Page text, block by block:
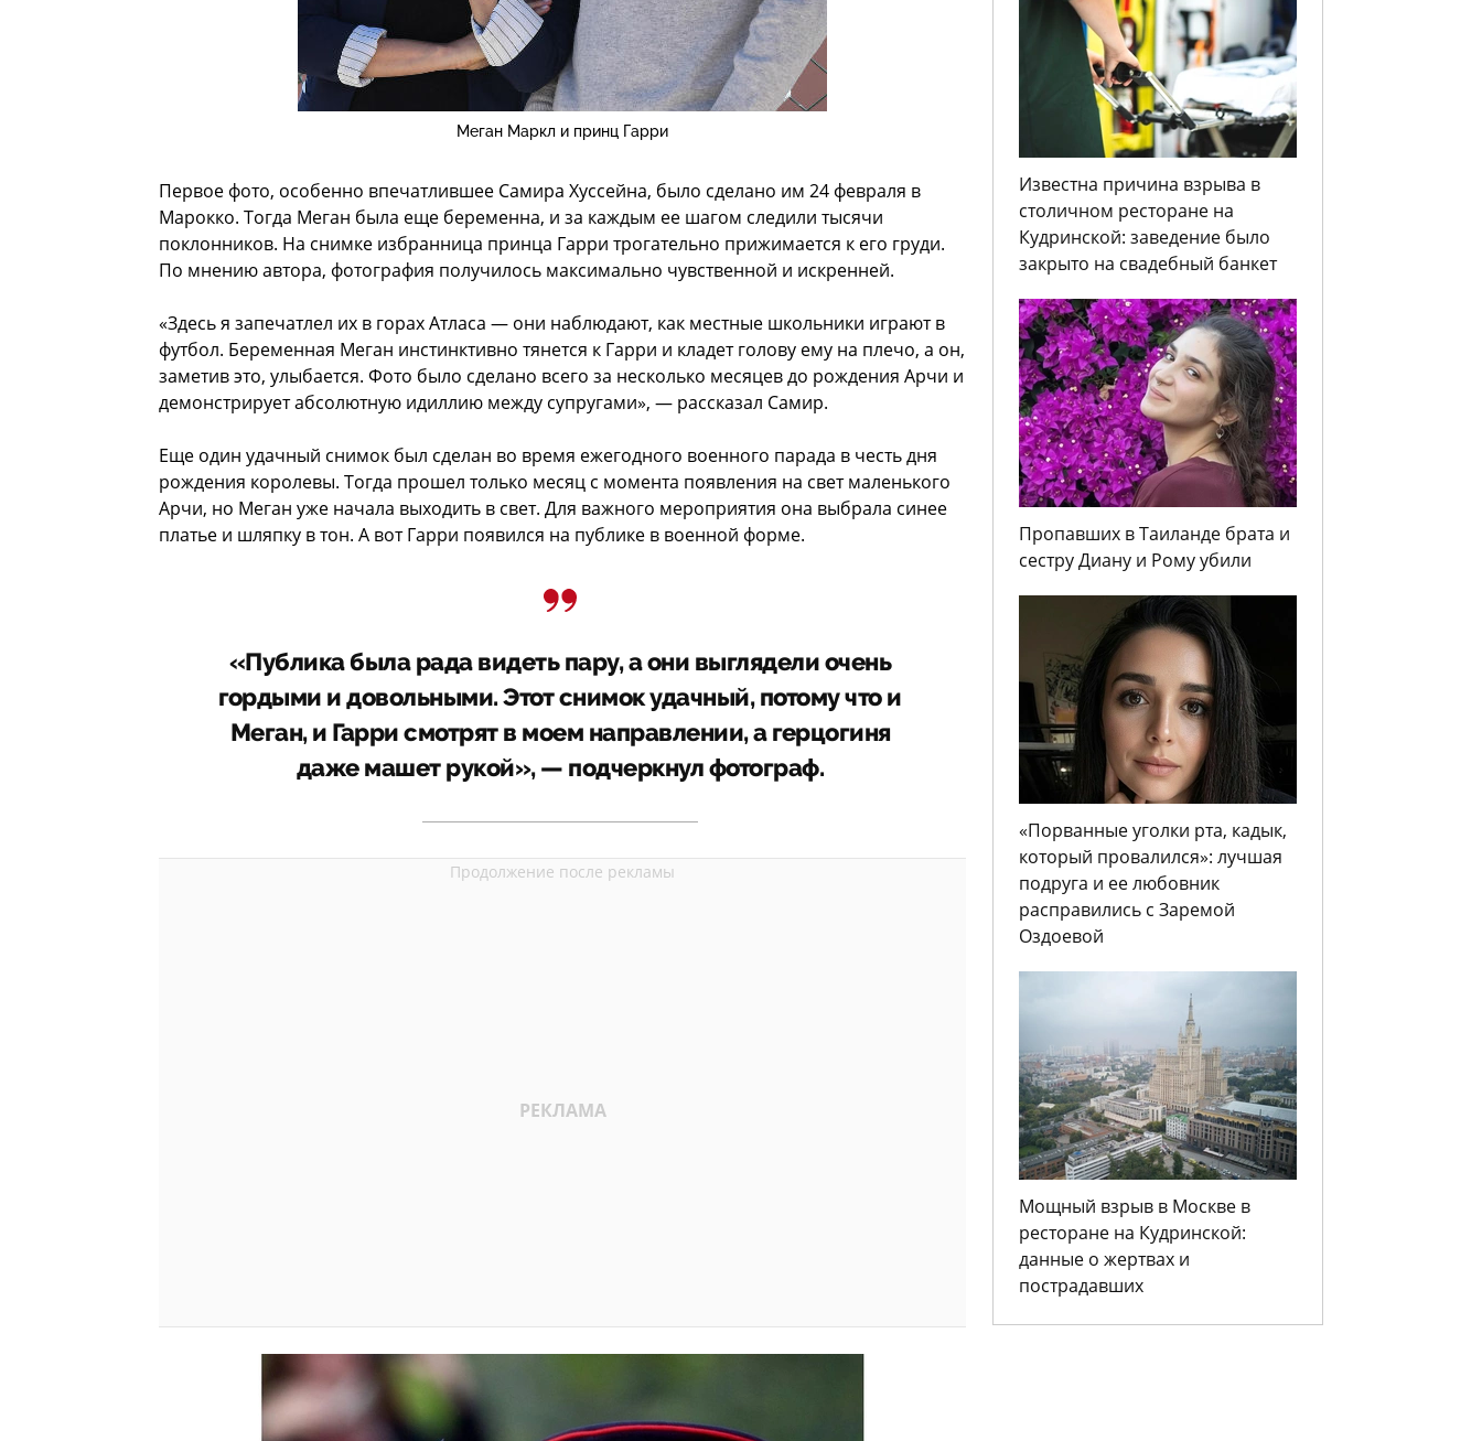
Меган Маркл и принц Гарри
Первое фото, особенно впечатлившее Самира Хуссейна, было сделано им 24 февраля в
Марокко. Тогда Меган была еще беременна, и за каждым ее шагом следили тысячи
поклонников. На снимке избранница принца Гарри трогательно прижимается к его груди.
По мнению автора, фотография получилось максимально чувственной и искренней.
«Здесь я запечатлел их в горах Атласа — они наблюдают, как местные школьники играют в
футбол. Беременная Меган инстинктивно тянется к Гарри и кладет голову ему на плечо, а он,
заметив это, улыбается. Фото было сделано всего за несколько месяцев до рождения Арчи и
демонстрирует абсолютную идиллию между супругами», — рассказал Самир.
Еще один удачный снимок был сделан во время ежегодного военного парада в честь дня
рождения королевы. Тогда прошел только месяц с момента появления на свет маленького
Арчи, но Меган уже начала выходить в свет. Для важного мероприятия она выбрала синее
платье и шляпку в тон. А вот Гарри появился на публике в военной форме.
«Публика была рада видеть пару, а они выглядели очень
гордыми и довольными. Этот снимок удачный, потому что и
Меган, и Гарри смотрят в моем направлении, а герцогиня
даже машет рукой», — подчеркнул фотограф.
Известна причина взрыва в
столичном ресторане на
Кудринской: заведение было
закрыто на свадебный банкет
Пропавших в Таиланде брата и
сестру Диану и Рому убили
«Порванные уголки рта, кадык,
который провалился»: лучшая
подруга и ее любовник
расправились с Заремой
Оздоевой
Мощный взрыв в Москве в
ресторане на Кудринской:
данные о жертвах и
пострадавших